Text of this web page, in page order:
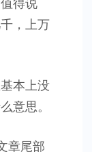
得说
，上万
本上没
意思。
章尾部